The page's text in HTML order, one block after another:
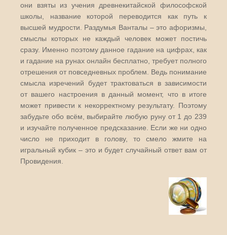
они взяты из учения древнекитайской философской
школы, название которой переводится как путь к
высшей мудрости. Раздумья Ванталы – это афоризмы,
смыслы которых не каждый человек может постичь
сразу. Именно поэтому данное гадание на цифрах, как
и гадание на рунах онлайн бесплатно, требует полного
отрешения от повседневных проблем. Ведь понимание
смысла изречений будет трактоваться в зависимости
от вашего настроения в данный момент, что в итоге
может привести к некорректному результату. Поэтому
забудьте обо всём, выбирайте любую руну от 1 до 239
и изучайте полученное предсказание. Если же ни одно
число не приходит в голову, то смело жмите на
игральный кубик – это и будет случайный ответ вам от
Провидения.